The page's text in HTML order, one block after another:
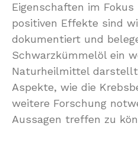
Eigenschaften im Fokus
positiven Effekte sind
dokumentiert und
Schwarzkümmelöl ein
Naturheilmittel
Aspekte, wie die
weitere Forschung
Aussagen treffen zu